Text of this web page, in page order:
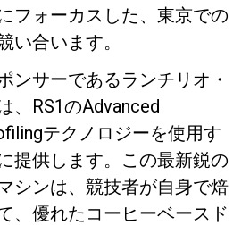
フォーカスした、東京での
い合います。
ンサーであるランチリオ・
、RS1のAdvanced
テクノロジーを使用す
提供します。この最新鋭の
シンは、競技者が自身で焙
、優れたコーヒーベースド